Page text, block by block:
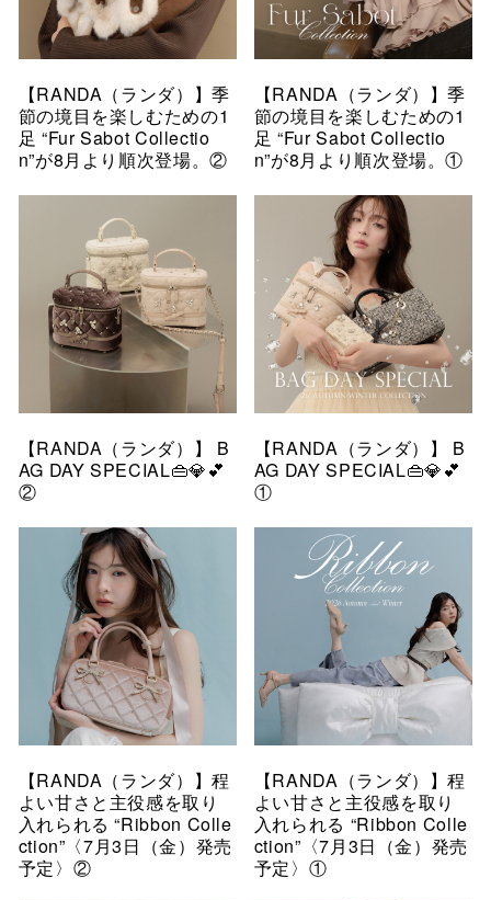
【RANDA（ランダ）】季
節の境目を楽しむための1
足 “Fur Sabot Collectio
n”が8月より順次登場。②
【RANDA（ランダ）】季
節の境目を楽しむための1
足 “Fur Sabot Collectio
n”が8月より順次登場。①
【RANDA（ランダ）】 B
AG DAY SPECIAL👜💎💕
②
【RANDA（ランダ）】 B
AG DAY SPECIAL👜💎💕
①
【RANDA（ランダ）】程
よい甘さと主役感を取り
入れられる “Ribbon Colle
ction”〈7月3日（金）発売
予定〉②
【RANDA（ランダ）】程
よい甘さと主役感を取り
入れられる “Ribbon Colle
ction”〈7月3日（金）発売
予定〉①